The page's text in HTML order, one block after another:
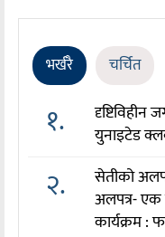
भर्खरै चर्चित
१.
दृष्टिविहीन
युनाइटेड
२.
सेतीको
अलपत्र- एक
कार्यक्रम :